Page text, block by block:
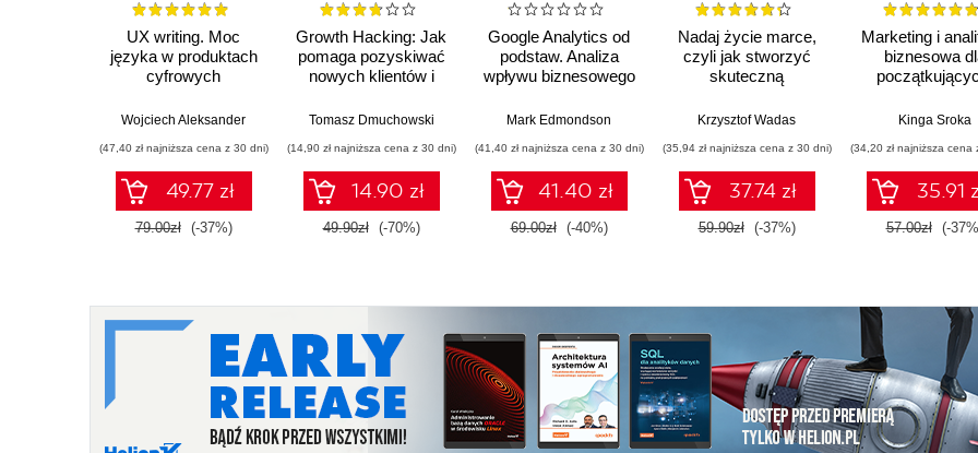
UX writing. Moc
języka w produktach
cyfrowych
Wojciech Aleksander
(47,40 zł najniższa cena z 30 dni)
49.77 zł
79.00zł (-37%)
Growth Hacking: Jak
pomaga pozyskiwać
nowych klientów i
obecnych
Tomasz Dmuchowski
(14,90 zł najniższa cena z 30 dni)
14.90 zł
49.90zł (-70%)
Google Analytics od
podstaw. Analiza
wpływu biznesowego
trendów
Mark Edmondson
(41,40 zł najniższa cena z 30 dni)
41.40 zł
69.00zł (-40%)
Nadaj życie marce,
czyli jak stworzyć
skuteczną
Krzysztof Wadas
(35,94 zł najniższa cena z 30 dni)
37.74 zł
59.90zł (-37%)
Marketing i
biznesowa
narzędzia i
możliwości
Kinga Sroka
(34,20 zł najniższa cena
35.91
57.00zł (-